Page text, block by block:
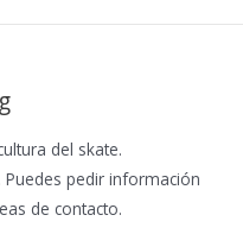
del skate.
pedir información
de contacto.